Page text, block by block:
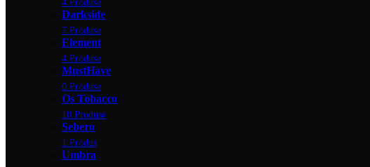
Darkside
7 Produse
Element
4 Produse
MustHave
0 Produse
Os Tobacco
10 Produse
Sebero
1 Produs
Umbra